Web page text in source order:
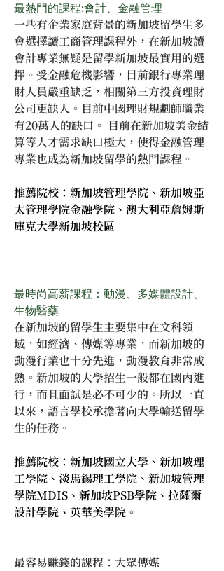
最熱門的課程:會計、金融管理
一些有企業家庭背景的新加坡留學生多
會選擇讀工商管理課程外，在新加坡讀
會計專業無疑是留學新加坡最實用的選
擇。受金融危機影響，目前銀行專業理
財人員嚴重缺乏，相關第三方投資理財
公司更缺人。目前中國理財規劃師職業
有20萬人的缺口。 目前在新加坡美金結
算等人才需求缺口極大，使得金融管理
專業也成為新加坡留學的熱門課程。
推薦院校：新加坡管理學院、新加坡亞
太管理學院金融學院、澳大利亞詹姆斯
庫克大學新加坡校區
最時尚高薪課程：動漫、多媒體設計、
生物醫藥
在新加坡的留學生主要集中在文科領
域，如經濟、傳媒等專業，而新加坡的
動漫行業也十分先進，動漫教育非常成
熟。新加坡的大學招生一般都在國內進
行，而且面試是必不可少的。所以一直
以來，語言學校承擔著向大學輸送留學
生的任務。
推薦院校：新加坡國立大學、新加坡理
工學院、淡馬錫理工學院、新加坡管理
學院MDIS、新加坡PSB學院、拉薩爾
設計學院、英華美學院。
最容易賺錢的課程：大眾傳媒